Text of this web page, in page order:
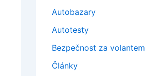
Autobazary
Autotesty
Bezpečnost za volantem
Články